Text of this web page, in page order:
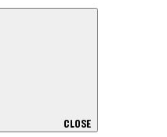
CLOSE